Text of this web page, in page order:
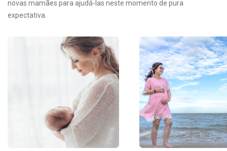
novas mamães para ajudá-las neste momento de pura
expectativa.